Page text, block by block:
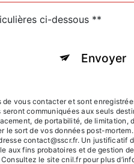
ci-dessous **
Envoyer
vous contacter et sont
communiquées aux seuls
de portabilité, de
le sort de vos données post-
contact@sscr.fr. Un
aux fins probatoires et de gestion
Consultez le site cnil.fr pour plus